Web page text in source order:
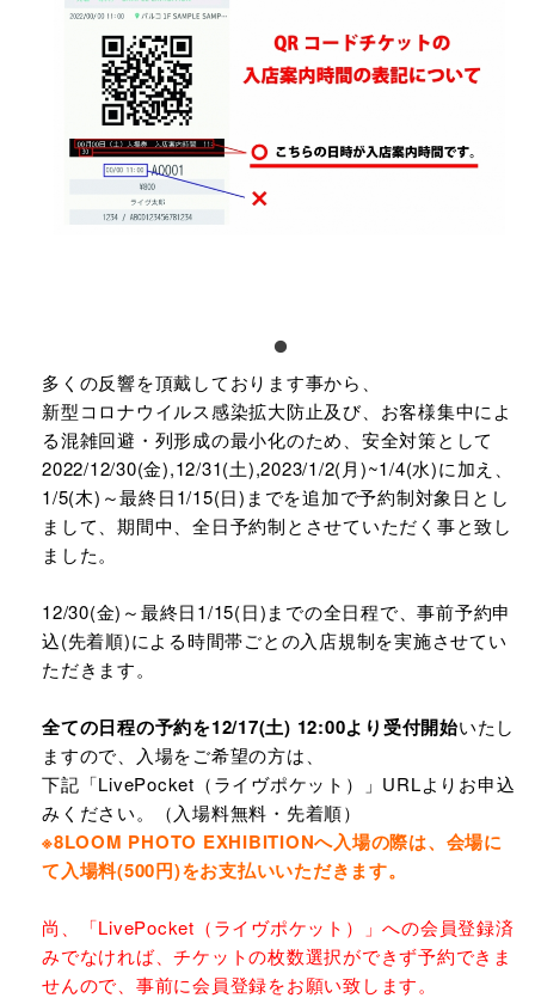
多くの反響を頂戴しております事から、
新型コロナウイルス感染拡大防止及び、お客様集中によ
る混雑回避・列形成の最小化のため、安全対策として
2022/12/30(金),12/31(土),2023/1/2(月)~1/4(水)に加え、
1/5(木)～最終日1/15(日)までを追加で予約制対象日とし
まして、期間中、全日予約制とさせていただく事と致し
ました。
12/30(金)～最終日1/15(日)までの全日程で、事前予約申
込(先着順)による時間帯ごとの入店規制を実施させてい
ただきます。
全ての日程の予約を12/17(土) 12:00より受付開始いたし
ますので、入場をご希望の方は、
下記「LivePocket（ライヴポケット）」URLよりお申込
みください。（入場料無料・先着順）
※8LOOM PHOTO EXHIBITIONへ入場の際は、会場に
て入場料(500円)をお支払いいただきます。
尚、「LivePocket（ライヴポケット）」への会員登録済
みでなければ、チケットの枚数選択ができず予約できま
せんので、事前に会員登録をお願い致します。